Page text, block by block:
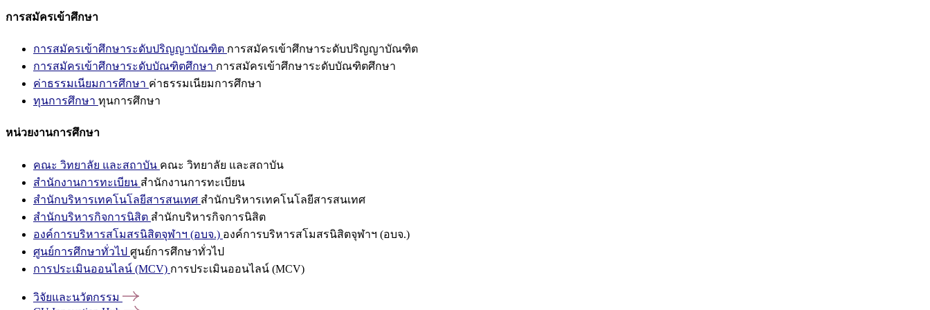
การสมัครเข้าศึกษา
การสมัครเข้าศึกษาระดับปริญญาบัณฑิต การสมัครเข้าศึกษาระดับปริญญาบัณฑิต
การสมัครเข้าศึกษาระดับบัณฑิตศึกษา การสมัครเข้าศึกษาระดับบัณฑิตศึกษา
ค่าธรรมเนียมการศึกษา ค่าธรรมเนียมการศึกษา
ทุนการศึกษา ทุนการศึกษา
หน่วยงานการศึกษา
คณะ วิทยาลัย และสถาบัน คณะ วิทยาลัย และสถาบัน
สำนักงานการทะเบียน สำนักงานการทะเบียน
สำนักบริหารเทคโนโลยีสารสนเทศ สำนักบริหารเทคโนโลยีสารสนเทศ
สำนักบริหารกิจการนิสิต สำนักบริหารกิจการนิสิต
องค์การบริหารสโมสรนิสิตจุฬาฯ (อบจ.) องค์การบริหารสโมสรนิสิตจุฬาฯ (อบจ.)
ศูนย์การศึกษาทั่วไป ศูนย์การศึกษาทั่วไป
การประเมินออนไลน์ (MCV) การประเมินออนไลน์ (MCV)
วิจัยและนวัตกรรม